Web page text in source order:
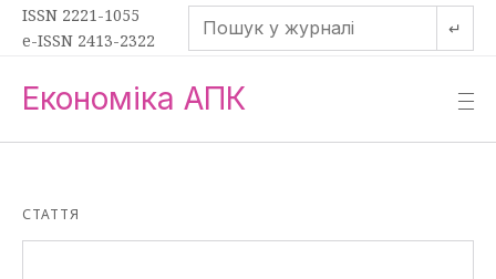
ISSN 2221-1055
e-ISSN 2413-2322
↵
Економіка АПК —
—
—
СТАТТЯ